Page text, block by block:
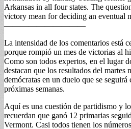
Arkansas in all four states. The
victory mean for deciding an eventual
——————————
La intensidad de los comentarios está
porque rompió un mes de victorias al
Como son todos expertos, en el lugar
destacan que los resultados del martes
demócratas en un duelo que se seguirá
próximas semanas.
Aquí es una cuestión de partidismo y
recuerdan que ganó 12 primarias
Vermont. Casi todos tienen los